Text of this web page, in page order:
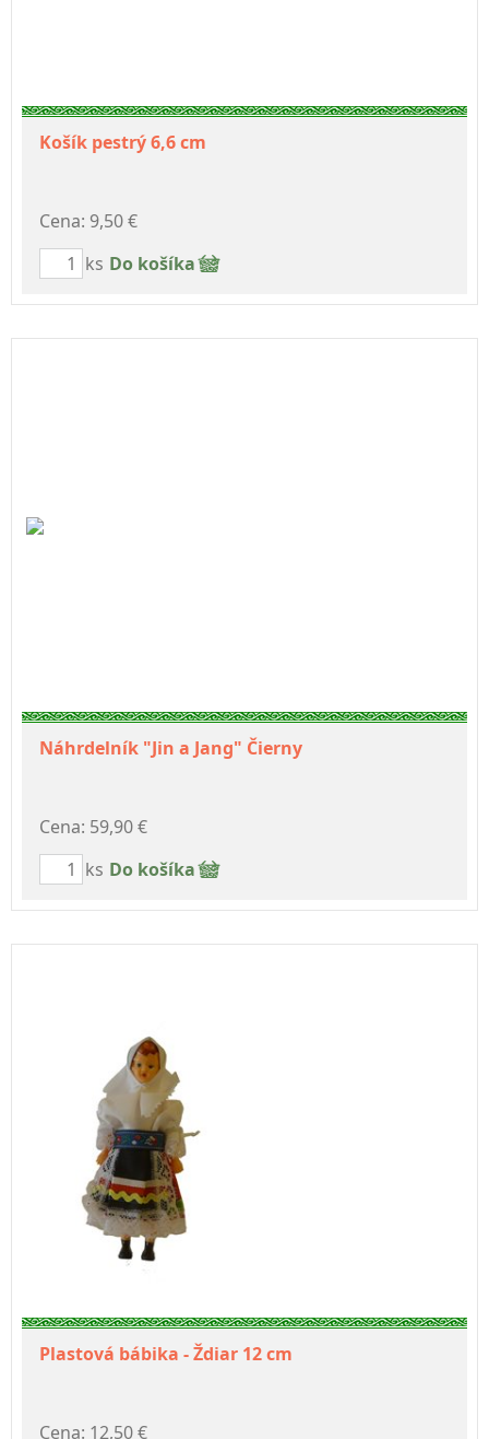
Košík pestrý 6,6 cm
Cena: 9,50 €
ks Do košíka
Náhrdelník "Jin a Jang" Čierny
Cena: 59,90 €
ks Do košíka
Plastová bábika - Ždiar 12 cm
Cena: 12,50 €